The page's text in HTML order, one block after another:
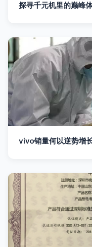
探寻千元机里的巅峰
vivo销量何以逆势增